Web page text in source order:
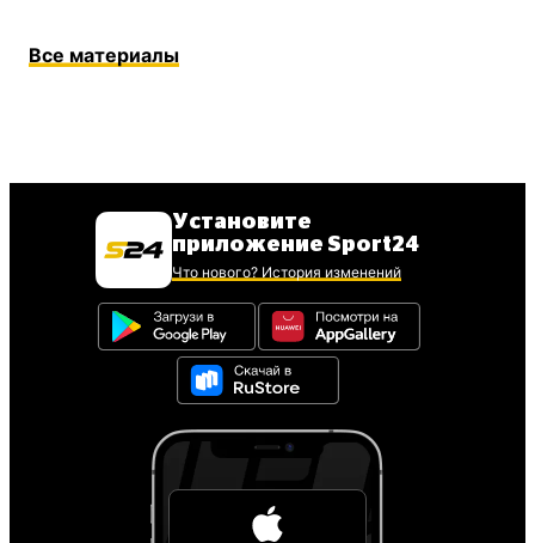
Все материалы
Установите
приложение Sport24
Что нового? История изменений